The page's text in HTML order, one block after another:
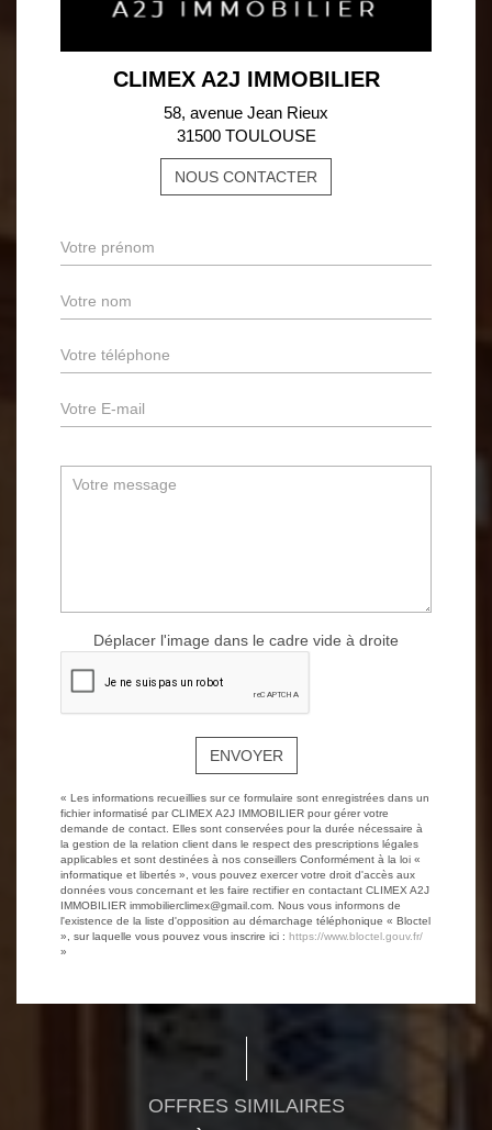
CLIMEX A2J IMMOBILIER
58, avenue Jean Rieux
31500 TOULOUSE
NOUS CONTACTER
Déplacer l'image dans le cadre vide à droite
ENVOYER
« Les informations recueillies sur ce formulaire sont enregistrées dans un
fichier informatisé par CLIMEX A2J IMMOBILIER pour gérer votre
demande de contact. Elles sont conservées pour la durée nécessaire à
la gestion de la relation client dans le respect des prescriptions légales
applicables et sont destinées à nos conseillers Conformément à la loi «
informatique et libertés », vous pouvez exercer votre droit d'accès aux
données vous concernant et les faire rectifier en contactant CLIMEX A2J
IMMOBILIER immobilierclimex@gmail.com. Nous vous informons de
l'existence de la liste d'opposition au démarchage téléphonique « Bloctel
», sur laquelle vous pouvez vous inscrire ici : https://www.bloctel.gouv.fr/
»
OFFRES SIMILAIRES